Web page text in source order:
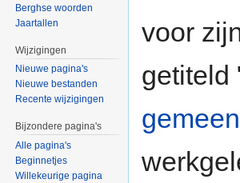
voor
getiteld
Berghse woorden
Jaartallen
Wijzigingen
Nieuwe pagina's
Nieuwe bestanden
Recente wijzigingen
Bijzondere pagina's
Alle pagina's
Beginnetjes
Willekeurige pagina